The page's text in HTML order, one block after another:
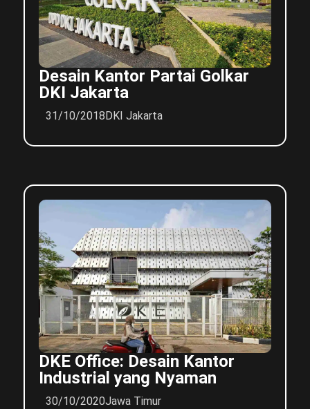
Desain Kantor Partai Golkar
DKI Jakarta
31/10/2018DKI Jakarta
DKE Office: Desain Kantor
Industrial yang Nyaman
30/10/2020Jawa Timur